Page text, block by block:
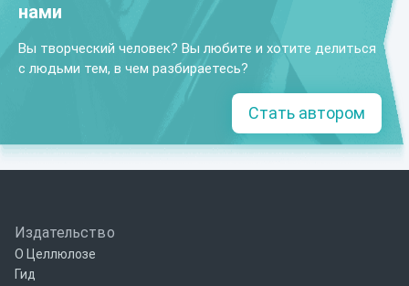
нами
Вы творческий человек? Вы любите и хотите делиться
с людьми тем, в чем разбираетесь?
Стать автором
Издательство
О Целлюлозе
Гид